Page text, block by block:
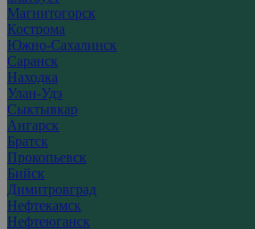
Магнитогорск
Кострома
Южно-Сахалинск
Саранск
Находка
Улан-Удэ
Сыктывкар
Ангарск
Братск
Прокопьевск
Бийск
Димитровград
Нефтекамск
Нефтеюганск